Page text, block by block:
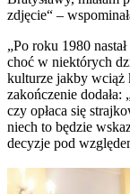
zdjęcie“ –
„Po roku 1980
choć w niektórych
kulturze jakby wciąż
zakończenie dodała:
czy opłaca się
niech to będzie
decyzje pod